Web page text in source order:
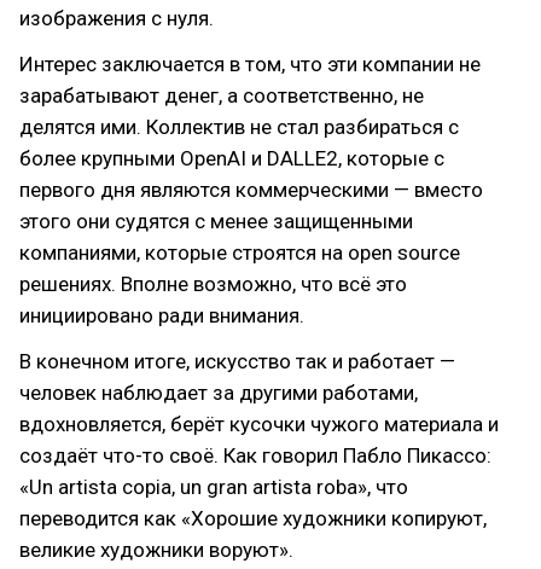
изображения с нуля.
Интерес заключается в том, что эти компании не
зарабатывают денег, а соответственно, не
делятся ими. Коллектив не стал разбираться с
более крупными OpenAI и DALLE2, которые с
первого дня являются коммерческими — вместо
этого они судятся с менее защищенными
компаниями, которые строятся на open source
решениях. Вполне возможно, что всё это
инициировано ради внимания.
В конечном итоге, искусство так и работает —
человек наблюдает за другими работами,
вдохновляется, берёт кусочки чужого материала и
создаёт что-то своё. Как говорил Пабло Пикассо:
«Un artista copia, un gran artista roba», что
переводится как «Хорошие художники копируют,
великие художники воруют».